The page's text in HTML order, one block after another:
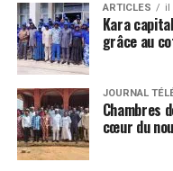
ARTICLES il
Kara
grâce au
JOURNAL
Chambres
cœur du